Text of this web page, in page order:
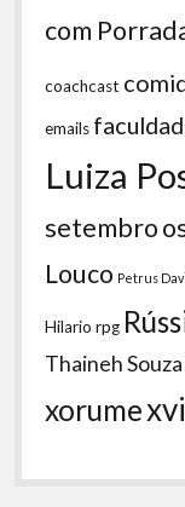
com
coachcast
emails
Luiza
setembro
Louco Petrus Davi
Hilario rpg
Thaineh Souza
xorume